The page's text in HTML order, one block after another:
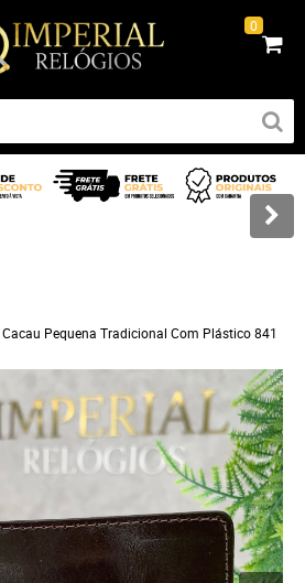
0
Pequena Tradicional Com Plástico 841